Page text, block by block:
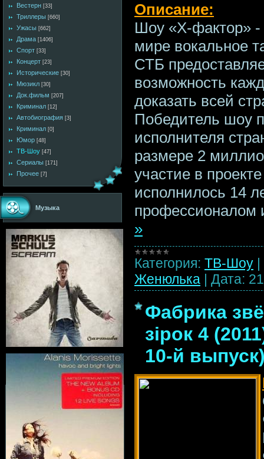
Вестерн [33]
Триллеры [660]
Ужасы [662]
Драма [1406]
Спорт [33]
Концерт [23]
Исторические [30]
Мюзикл [30]
Док.фильм [207]
Криминал [12]
Автобиография [3]
Криминал [0]
Юмор [48]
ТВ-Шоу [47]
Сериалы [171]
Прочее [7]
Музыка
Описание:
Шоу «Х-фактор» -
мире вокальное
СТБ
возможность
доказать всей
Победитель шоу
исполнителя
размере 2
участие в
исполнилось 14
»
Категория: ТВ-Шоу |
Женюлька | Дата:
Фабрика
зірок 4
10-й